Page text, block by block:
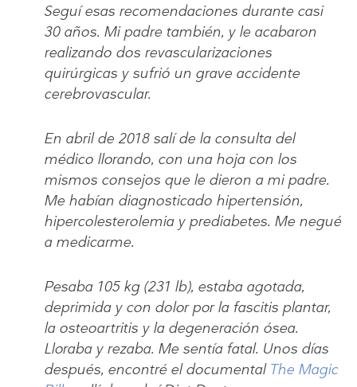
Seguí esas recomendaciones durante casi
30 años. Mi padre también, y le acabaron
realizando dos revascularizaciones
quirúrgicas y sufrió un grave accidente
cerebrovascular.
En abril de 2018 salí de la consulta del
médico llorando, con una hoja con los
mismos consejos que le dieron a mi padre.
Me habían diagnosticado hipertensión,
hipercolesterolemia y prediabetes. Me negué
a medicarme.
Pesaba 105 kg (231 lb), estaba agotada,
deprimida y con dolor por la fascitis plantar,
la osteoartritis y la degeneración ósea.
Lloraba y rezaba. Me sentía fatal. Unos días
después, encontré el documental The Magic